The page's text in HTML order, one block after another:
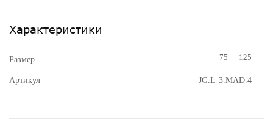
Характеристики
Размер 75 125
Артикул JG.L-3.MAD.4